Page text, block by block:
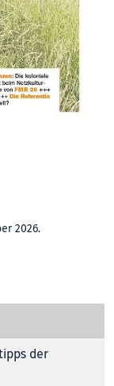
2026.
der